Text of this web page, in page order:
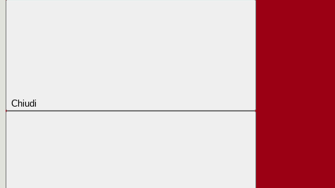
Chiudi